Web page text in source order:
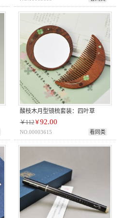
酸枝木月型镜梳套装：四叶草
￥112￥92.00
NO.00003615 看同类